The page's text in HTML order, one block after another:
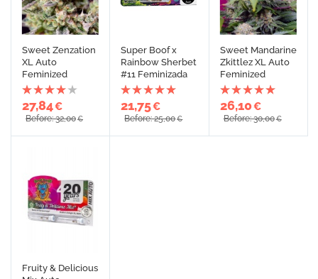
Sweet Zenzation
XL Auto
Feminized
27,84€
Before: 32,00€
Super Boof x
Rainbow Sherbet
#11 Feminizada
21,75€
Before: 25,00€
Sweet Mandarine
Zkittlez XL Auto
Feminized
26,10€
Before: 30,00€
Fruity & Delicious